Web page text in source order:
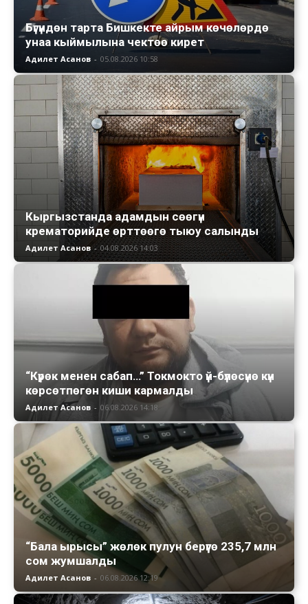
Бүгүндөн тарта Бишкекте айрым көчөлөрдө
унаа кыймылына чектөө кирет
Адилет Асанов - 05.08.2026 10:58
Кыргызстанда адамдын сөөгүн
крематорийде өрттөөгө тыюу салынды
Адилет Асанов - 04.08.2026 14:03
“Күрөк менен сабап…” Токмокто үй-бүлөсүнө күн
көрсөтпөгөн киши кармалды
Адилет Асанов - 06.08.2026 14:18
“Бала ырысы” жөлөк пулун берүүгө 235,7 млн
сом жумшалды
Адилет Асанов - 06.08.2026 12:19